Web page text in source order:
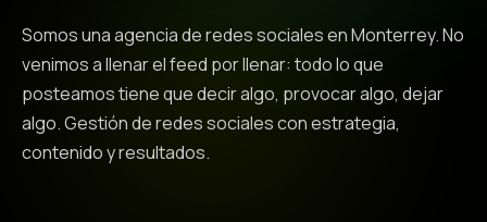
Somos una agencia de redes sociales en Monterrey. No
venimos a llenar el feed por llenar: todo lo que
posteamos tiene que decir algo, provocar algo, dejar
algo. Gestión de redes sociales con estrategia,
contenido y resultados.